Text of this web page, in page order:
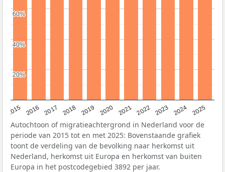
2015 2016 2017 2018 2019 2020 2021 2022 2023 2024 2025
20%
20%
40%
40%
60%
60%
Autochtoon of migratieachtergrond in Nederland voor de
periode van 2015 tot en met 2025: Bovenstaande grafiek
toont de verdeling van de bevolking naar herkomst uit
Nederland, herkomst uit Europa en herkomst van buiten
Europa in het postcodegebied 3892 per jaar.